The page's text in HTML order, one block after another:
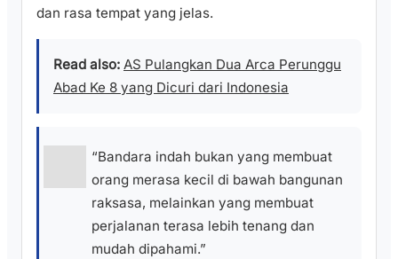
dan rasa tempat yang jelas.
Read also: AS Pulangkan Dua Arca Perunggu
Abad Ke 8 yang Dicuri dari Indonesia
“Bandara indah bukan yang membuat
orang merasa kecil di bawah bangunan
raksasa, melainkan yang membuat
perjalanan terasa lebih tenang dan
mudah dipahami.”